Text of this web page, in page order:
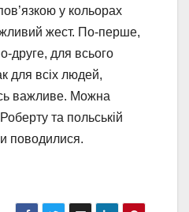
у кольорах
жест. По-перше,
друге, для всього
для всіх людей,
важливе. Можна
та польській
поводилися.